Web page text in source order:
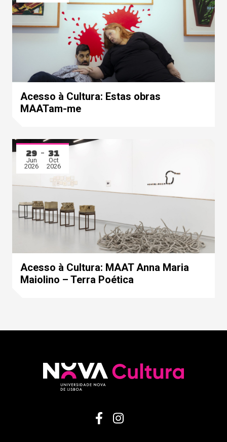
Acesso à Cultura: Estas obras
MAATam-me
29
Jun
2026
31
Oct
2026
Acesso à Cultura: MAAT Anna Maria
Maiolino – Terra Poética